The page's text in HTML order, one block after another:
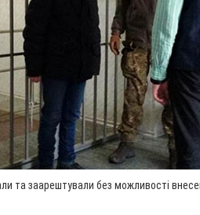
та заарештували без можливості